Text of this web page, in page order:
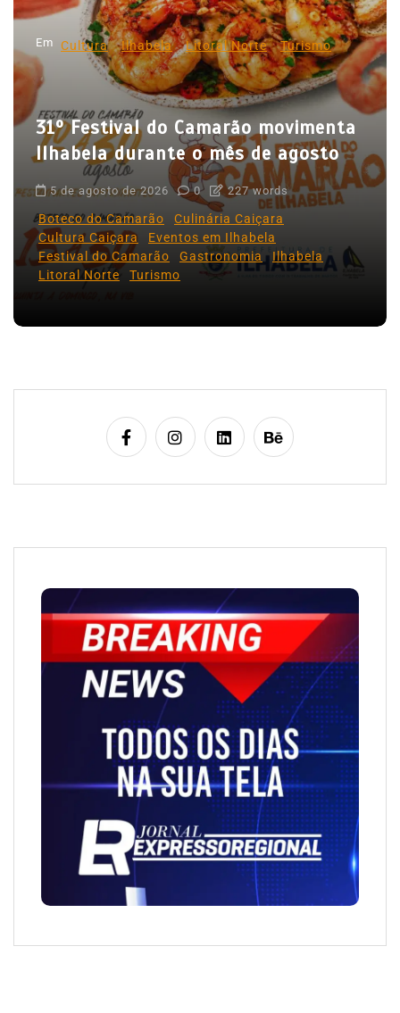
d
e
P
s
Em Cultura Ilhabela Litoral Norte Turismo
31º Festival do Camarão movimenta
Ilhabela durante o mês de agosto
5 de agosto de 2026 0 227 words
Boteco do Camarão
Culinária Caiçara
Cultura Caiçara
Eventos em Ilhabela
Festival do Camarão
Gastronomia
Ilhabela
Litoral Norte
Turismo